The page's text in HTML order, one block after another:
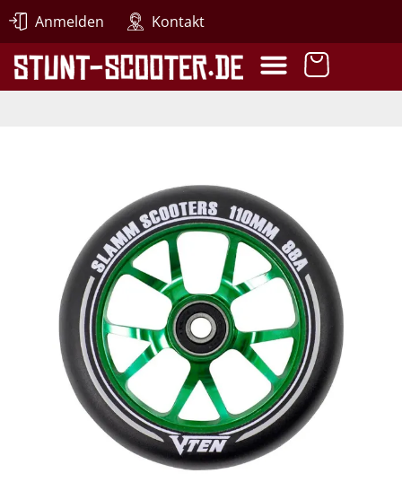
Anmelden Kontakt